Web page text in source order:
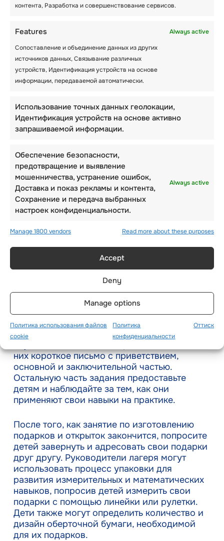
контента, Разработка и совершенствование сервисов.
Features
Always active
Сопоставление и объединение данных из других
источников данных, Связывание различных
устройств, Идентификация устройств на основе
информации, передаваемой автоматически.
Использование точных данных геолокации,
Идентификация устройств на основе активно
запрашиваемой информации.
Обеспечение безопасности,
предотвращение и выявление
мошенничества, устранение ошибок,
Доставка и показ рекламы и контента,
Сохранение и передача выбранных
настроек конфиденциальности.
Always active
Manage 1800 vendors Read more about these purposes
Accept
Deny
Manage options
Политика использования файлов
cookie
Политика
конфиденциальности
Оттиск
Научиться печь или готовить — это один из
способов, с помощью которого дети могут
заниматься увлекательными занятиями во
время пребывания в зимнем лагере. Чтобы
рецепт получился правильным, Вам
считая, измеряя, сортируя, просеивая и
высыпая ингредиенты. Руководители лагеря
могут сделать это занятие более
увлекательным, если попросят участников
с нуля. Они также могут определить и
назвать каждый ингредиент, а также
попробовать другие различные методы
приготовления , такие как кипячение.
Приготовление пищи также может помочь
студентам понять различные концепции в
Делайте и заворачивайте подарки
Изготовление праздничных открыток и
подарков может стать для учащихся
хорошей возможностью развить свои
творческие способности и навыки письма.
Придумайте концепцию создания открыток
и попросите детей выполнить ее
самостоятельно. Например, Вы можете
них короткое письмо с приветствием,
основной и заключительной частью.
Остальную часть задания предоставьте
детям и наблюдайте за тем, как они
применяют свои навыки на практике.
После того, как занятие по изготовлению
подарков и открыток закончится, попросите
детей завернуть и адресовать свои подарки
друг другу. Руководители лагеря могут
использовать процесс упаковки для
развития измерительных и математических
навыков, попросив детей измерить свои
подарки с помощью линейки или рулетки.
Дети также могут определить количество и
дизайн оберточной бумаги, необходимой
для их подарков.